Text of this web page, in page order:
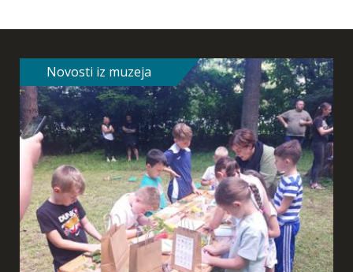
Postanak života
Novosti iz muzeja